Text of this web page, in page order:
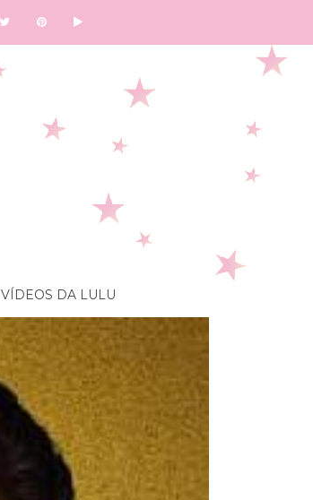
VÍDEOS DA LULU